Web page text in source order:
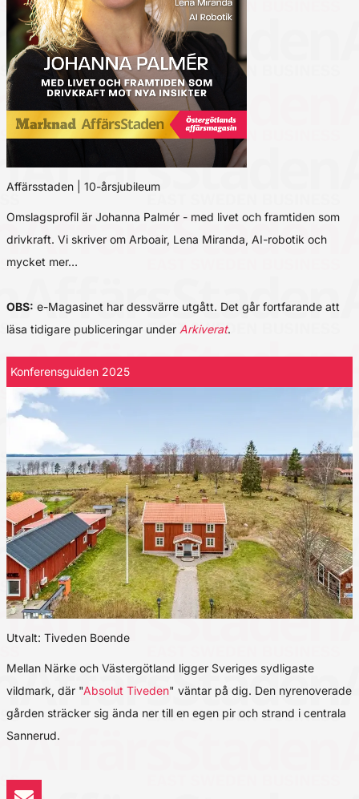
Affärsstaden | 10-årsjubileum
Omslagsprofil är Johanna Palmér - med livet och framtiden som
drivkraft. Vi skriver om Arboair, Lena Miranda, AI-robotik och
mycket mer…
OBS: e-Magasinet har dessvärre utgått. Det går fortfarande att
läsa tidigare publiceringar under Arkiverat.
Konferensguiden 2025
Utvalt: Tiveden Boende
Mellan Närke och Västergötland ligger Sveriges sydligaste
vildmark, där "Absolut Tiveden" väntar på dig. Den nyrenoverade
gården sträcker sig ända ner till en egen pir och strand i centrala
Sannerud.